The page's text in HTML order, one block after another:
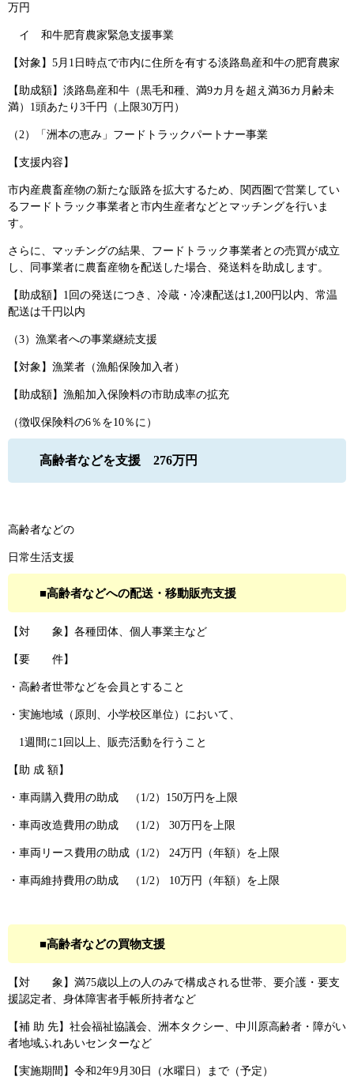
万円
イ 和牛肥育農家緊急支援事業
【対象】5月1日時点で市内に住所を有する淡路島産和牛の肥育農家
【助成額】淡路島産和牛（黒毛和種、満9カ月を超え満36カ月齢未
満）1頭あたり3千円（上限30万円）
（2）「洲本の恵み」フードトラックパートナー事業
【支援内容】
市内産農畜産物の新たな販路を拡大するため、関西圏で営業してい
るフードトラック事業者と市内生産者などとマッチングを行いま
す。
さらに、マッチングの結果、フードトラック事業者との売買が成立
し、同事業者に農畜産物を配送した場合、発送料を助成します。
【助成額】1回の発送につき、冷蔵・冷凍配送は1,200円以内、常温
配送は千円以内
（3）漁業者への事業継続支援
【対象】漁業者（漁船保険加入者）
【助成額】漁船加入保険料の市助成率の拡充
（徴収保険料の6％を10％に）
高齢者などを支援 276万円
高齢者などの
日常生活支援
■高齢者などへの配送・移動販売支援
【対 象】各種団体、個人事業主など
【要 件】
・高齢者世帯などを会員とすること
・実施地域（原則、小学校区単位）において、
1週間に1回以上、販売活動を行うこと
【助 成 額】
・車両購入費用の助成 （1/2）150万円を上限
・車両改造費用の助成 （1/2） 30万円を上限
・車両リース費用の助成（1/2） 24万円（年額）を上限
・車両維持費用の助成 （1/2） 10万円（年額）を上限
■高齢者などの買物支援
【対 象】満75歳以上の人のみで構成される世帯、要介護・要支
援認定者、身体障害者手帳所持者など
【補 助 先】社会福祉協議会、洲本タクシー、中川原高齢者・障がい
者地域ふれあいセンターなど
【実施期間】令和2年9月30日（水曜日）まで（予定）